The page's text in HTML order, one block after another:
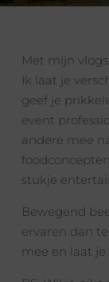
Met mijn
Ik laat je
geef je
event
andere mee
stukje
Bewegend
ervaren dan
mee en laat